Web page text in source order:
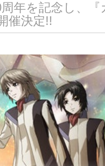
年を記念し、『
催決定!!